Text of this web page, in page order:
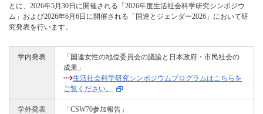
とに、2026年5月30日に開催される「2026年度生活社会科学研究シンポジウ
ム」および2026年6月6日に開催される「国連とジェンダー2026」において研
究発表を行います。
学内発表
「国連女性の地位委員会の議論と日本政府・市民社会の
成果」
生活社会科学研究シンポジウムプログラムはこちらを
ご覧ください。
学外発表
「CSW70参加報告」